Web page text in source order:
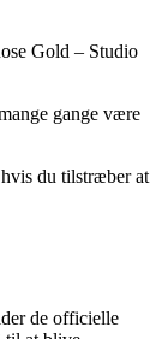
Gold – Studio
gange være
du tilstræber at
de officielle